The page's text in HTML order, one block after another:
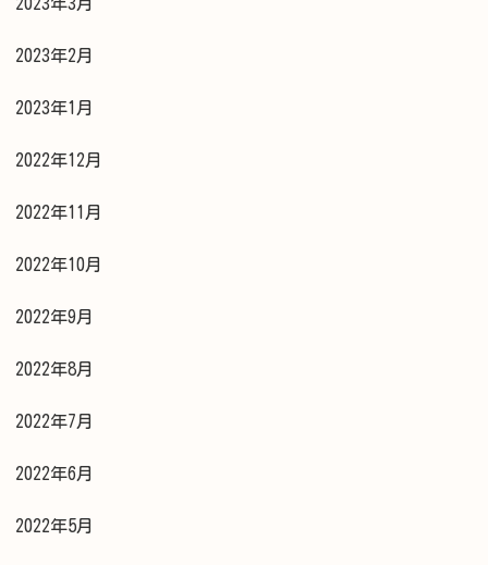
2023年3月
2023年2月
2023年1月
2022年12月
2022年11月
2022年10月
2022年9月
2022年8月
2022年7月
2022年6月
2022年5月